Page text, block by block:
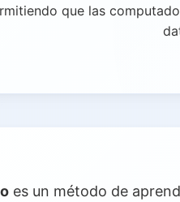
que las
es un método de